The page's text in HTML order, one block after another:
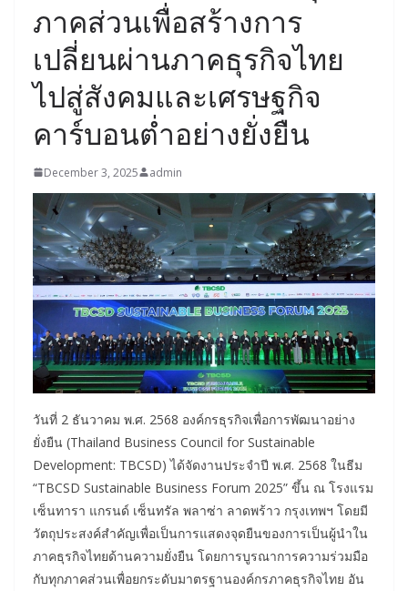
ภาคส่วนเพื่อสร้างการ
เปลี่ยนผ่านภาคธุรกิจไทย
ไปสู่สังคมและเศรษฐกิจ
คาร์บอนต่ำอย่างยั่งยืน
December 3, 2025 admin
วันที่ 2 ธันวาคม พ.ศ. 2568 องค์กรธุรกิจเพื่อการพัฒนาอย่าง
ยั่งยืน (Thailand Business Council for Sustainable
Development: TBCSD) ได้จัดงานประจำปี พ.ศ. 2568 ในธีม
“TBCSD Sustainable Business Forum 2025” ขึ้น ณ โรงแรม
เซ็นทารา แกรนด์ เซ็นทรัล พลาซ่า ลาดพร้าว กรุงเทพฯ โดยมี
วัตถุประสงค์สำคัญเพื่อเป็นการแสดงจุดยืนของการเป็นผู้นำใน
ภาคธุรกิจไทยด้านความยั่งยืน โดยการบูรณาการความร่วมมือ
กับทุกภาคส่วนเพื่อยกระดับมาตรฐานองค์กรภาคธุรกิจไทย อัน